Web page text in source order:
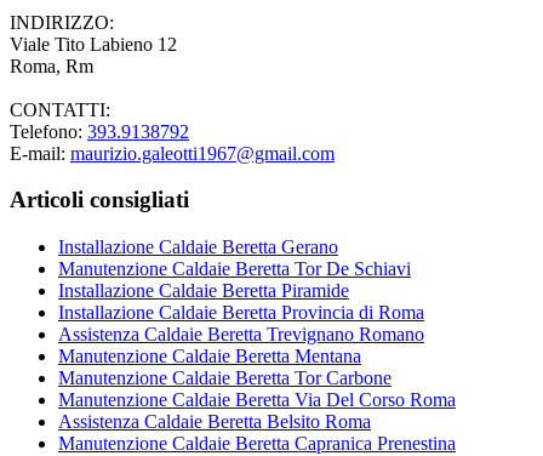
INDIRIZZO:
Viale Tito Labieno 12
Roma, Rm
CONTATTI:
Telefono: 393.9138792
E-mail: maurizio.galeotti1967@gmail.com
Articoli consigliati
Installazione Caldaie Beretta Gerano
Manutenzione Caldaie Beretta Tor De Schiavi
Installazione Caldaie Beretta Piramide
Installazione Caldaie Beretta Provincia di Roma
Assistenza Caldaie Beretta Trevignano Romano
Manutenzione Caldaie Beretta Mentana
Manutenzione Caldaie Beretta Tor Carbone
Manutenzione Caldaie Beretta Via Del Corso Roma
Assistenza Caldaie Beretta Belsito Roma
Manutenzione Caldaie Beretta Capranica Prenestina